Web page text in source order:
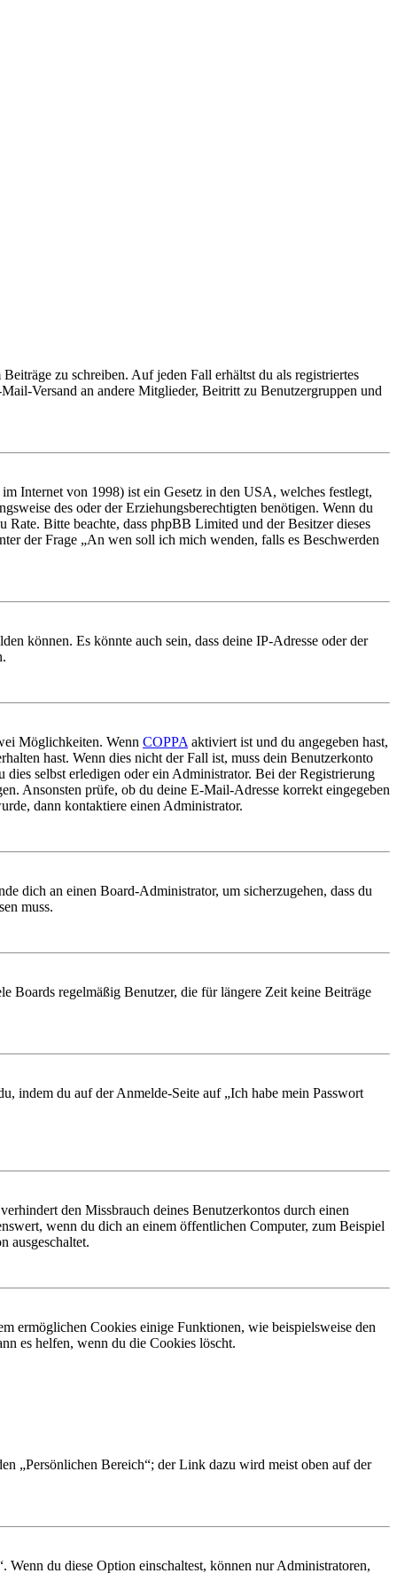
zu schreiben. Auf jeden Fall erhältst du als registriertes
Versand an andere Mitglieder, Beitritt zu Benutzergruppen und
Internet von 1998) ist ein Gesetz in den USA, welches festlegt,
des oder der Erziehungsberechtigten benötigen. Wenn du
Bitte beachte, dass phpBB Limited und der Besitzer dieses
der Frage „An wen soll ich mich wenden, falls es Beschwerden
können. Es könnte auch sein, dass deine IP-Adresse oder der
Möglichkeiten. Wenn COPPA aktiviert ist und du angegeben hast,
hast. Wenn dies nicht der Fall ist, muss dein Benutzerkonto
selbst erledigen oder ein Administrator. Bei der Registrierung
Ansonsten prüfe, ob du deine E-Mail-Adresse korrekt eingegeben
dann kontaktiere einen Administrator.
dich an einen Board-Administrator, um sicherzugehen, dass du
muss.
Boards regelmäßig Benutzer, die für längere Zeit keine Beiträge
indem du auf der Anmelde-Seite auf „Ich habe mein Passwort
den Missbrauch deines Benutzerkontos durch einen
wenn du dich an einem öffentlichen Computer, zum Beispiel
ausgeschaltet.
ermöglichen Cookies einige Funktionen, wie beispielsweise den
es helfen, wenn du die Cookies löscht.
„Persönlichen Bereich“; der Link dazu wird meist oben auf der
du diese Option einschaltest, können nur Administratoren,